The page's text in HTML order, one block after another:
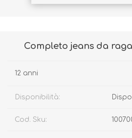
Completo jeans da
12 anni
Disponibilità:
Cod. Sku: